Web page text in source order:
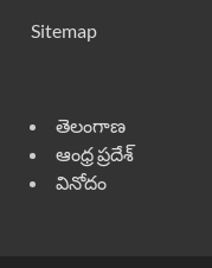
Sitemap
తెలంగాణ
ఆంధ్ర ప్రదేశ్
వినోదం